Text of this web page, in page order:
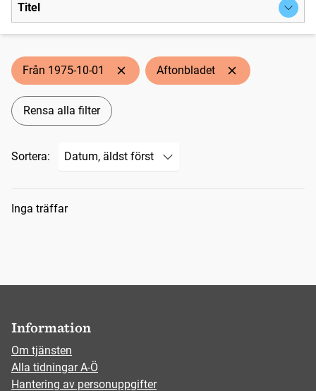
Titel
Från 1975-10-01 Aftonbladet
Rensa alla filter
Sortera:
Sökresultat
Inga träffar
Information
Om tjänsten
Alla tidningar A-Ö
Hantering av personuppgifter